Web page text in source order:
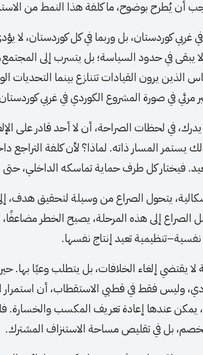
أن يُطرح بوضوح، ما كلفة هذا النمط من
غربي كوردستان، بل وربما في كل كوردستان، لا
يبقى في حدود السياسة؛ بل يتسرب إلى
الذين يرون القيادات تتنازع بينما
مرئي في صورة المشروع الكوردي في غربي
في لحظات الصراحة، أن لا أحد قادر على
يستمر المسار ذاته. لماذا؟ لأن كلفة التراجع
فيختار كل طرف حماية تماسكه الداخلي، حتى
يتحول الصراع من وسيلة لتحقيق هدف،
الصراع إلى هذه المرحلة، يصبح الخطر مضاعفًا،
تعيد إنتاج نفسها.
لا يقتضي إلغاء الخلافات، بل يتطلب وعيًا بها.
وليس فقط في قطبي الاستقطاب، أن استمرار
يمكن عندها إعادة تعريف المكسب والخسارة.
بل في تقليص مساحة الاستنزاف المشترك.